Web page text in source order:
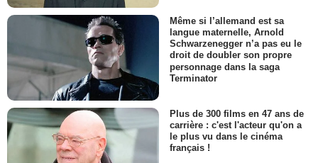
Même si l’allemand est sa
langue maternelle, Arnold
Schwarzenegger n’a pas eu le
droit de doubler son propre
personnage dans la saga
Terminator
Plus de 300 films en 47 ans de
carrière : c'est l'acteur qu'on a
le plus vu dans le cinéma
français !